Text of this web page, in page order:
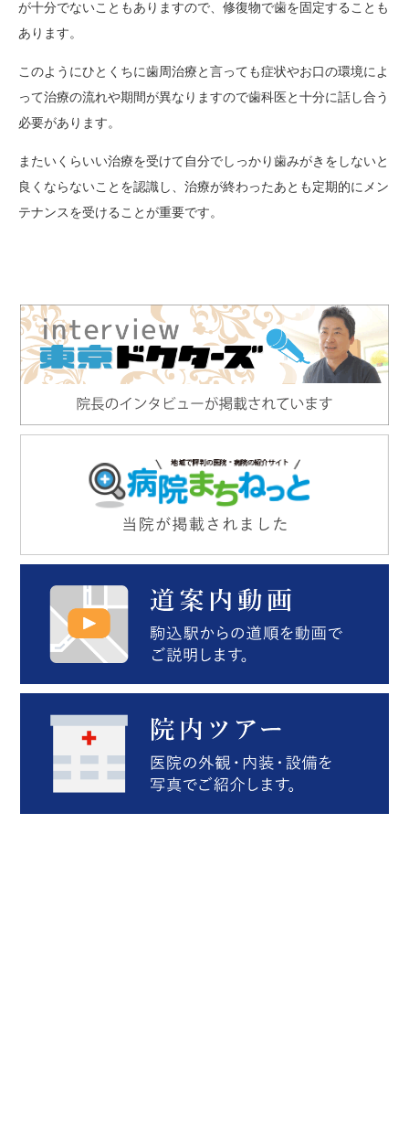
が十分でないこともありますので、修復物で歯を固定することも
あります。
このようにひとくちに歯周治療と言っても症状やお口の環境によ
って治療の流れや期間が異なりますので歯科医と十分に話し合う
必要があります。
またいくらいい治療を受けて自分でしっかり歯みがきをしないと
良くならないことを認識し、治療が終わったあとも定期的にメン
テナンスを受けることが重要です。